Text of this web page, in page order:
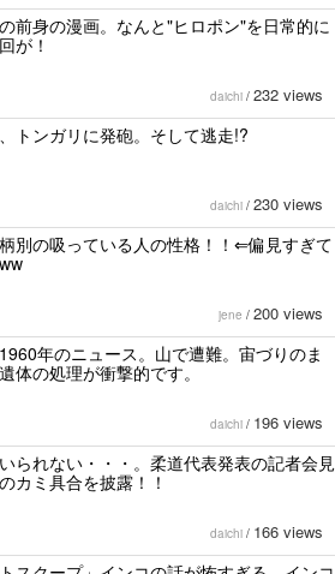
前身の漫画。なんと"ヒロポン"を日常的に
が！
daichi / 232 views
トンガリに発砲。そして逃走!?
daichi / 230 views
別の吸っている人の性格！！⇐偏見すぎて
jene / 200 views
年のニュース。山で遭難。宙づりのま
体の処理が衝撃的です。
daichi / 196 views
られない・・・。柔道代表発表の記者会見
カミ具合を披露！！
daichi / 166 views